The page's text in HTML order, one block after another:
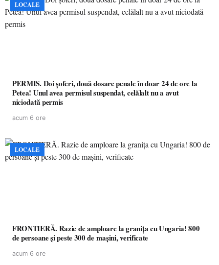
LOCALE
PERMIS. Doi șoferi, două dosare penale în doar 24 de ore la
Petea! Unul avea permisul suspendat, celălalt nu a avut
niciodată permis
acum 6 ore
LOCALE
FRONTIERĂ. Razie de amploare la granița cu Ungaria! 800
de persoane și peste 300 de mașini, verificate
acum 6 ore